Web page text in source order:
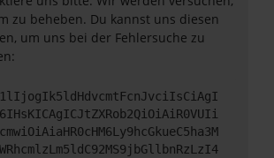
zu beheben. Du kannst uns diesen
um uns bei der Fehlersuche zu